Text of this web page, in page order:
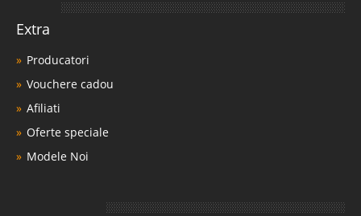
Extra
Producatori
Vouchere cadou
Afiliati
Oferte speciale
Modele Noi